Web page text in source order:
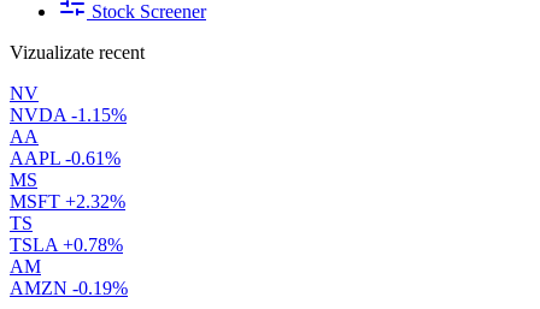
Stock Screener
Vizualizate recent
NV
NVDA -1.15%
AA
AAPL -0.61%
MS
MSFT +2.32%
TS
TSLA +0.78%
AM
AMZN -0.19%